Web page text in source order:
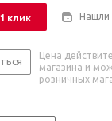
клик Нашли
Цена
магазина и
розничных